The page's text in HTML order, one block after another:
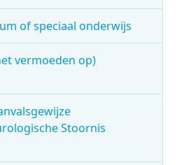
of speciaal onderwijs
vermoeden op)
Stoornis